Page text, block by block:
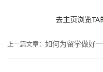
去主页浏览
上一篇文章： 如何为留学做好一